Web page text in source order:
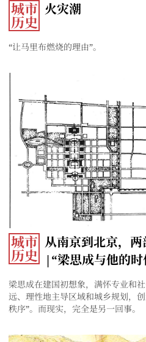
城市
历史
火灾潮
“让马里布燃烧的理由”。
城市
历史
从南京到北京，
|“梁思成与他的
梁思成在建国初想象，满怀专业和
远、理性地主导区域和城乡规划，
秩序”。而现实，完全是另一回事。